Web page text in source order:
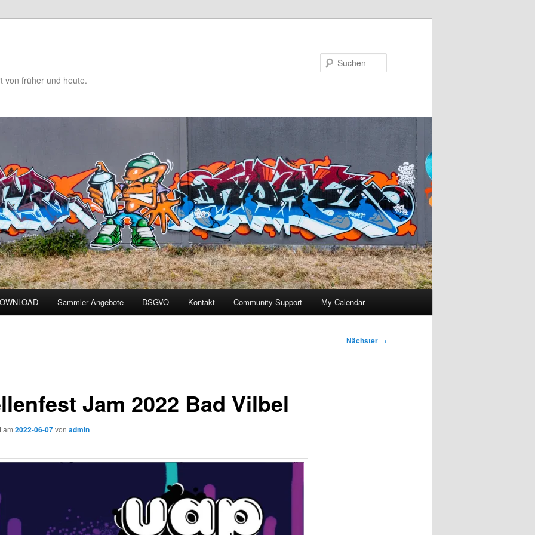
von früher und heute.
Sammler Angebote DSGVO Kontakt Community Support My Calendar
Nächster →
Jam 2022 Bad Vilbel
am 2022-06-07von admin